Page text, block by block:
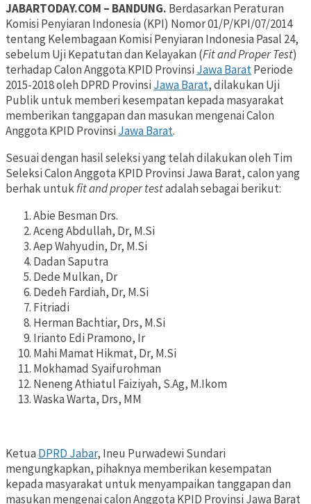
JABARTODAY.COM – BANDUNG. Berdasarkan Peraturan
Komisi Penyiaran Indonesia (KPI) Nomor 01/P/KPI/07/2014
tentang Kelembagaan Komisi Penyiaran Indonesia Pasal 24,
sebelum Uji Kepatutan dan Kelayakan (Fit and Proper Test)
terhadap Calon Anggota KPID ProvinsiJawa BaratPeriode
2015-2018 oleh DPRD ProvinsiJawa Barat, dilakukan Uji
Publik untuk memberi kesempatan kepada masyarakat
memberikan tanggapan dan masukan mengenai Calon
Anggota KPID ProvinsiJawa Barat.
Sesuai dengan hasil seleksi yang telah dilakukan oleh Tim
Seleksi Calon Anggota KPID Provinsi Jawa Barat, calon yang
berhak untukfit and proper testadalah sebagai berikut:
Abie Besman Drs.
Aceng Abdullah, Dr, M.Si
Aep Wahyudin, Dr, M.Si
Dadan Saputra
Dede Mulkan, Dr
Dedeh Fardiah, Dr, M.Si
Fitriadi
Herman Bachtiar, Drs, M.Si
Irianto Edi Pramono, Ir
Mahi Mamat Hikmat, Dr, M.Si
Mokhamad Syaifurohman
Neneng Athiatul Faiziyah, S.Ag, M.Ikom
Waska Warta, Drs, MM
KetuaDPRD Jabar, Ineu Purwadewi Sundari
mengungkapkan, pihaknya memberikan kesempatan
kepada masyarakat untuk menyampaikan tanggapan dan
masukan mengenai calon Anggota KPID Provinsi Jawa Barat